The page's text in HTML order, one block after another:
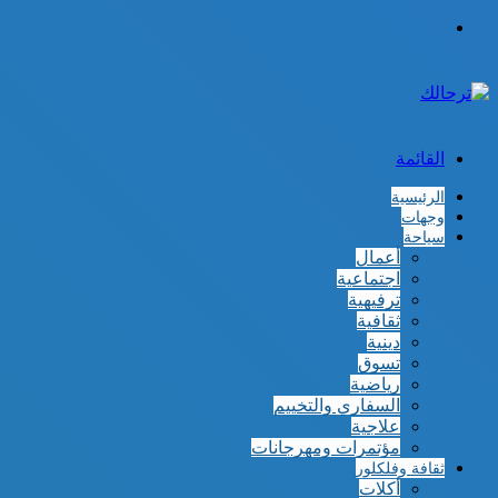
القائمة
الرئيسية
وجهات
سياحة
أعمال
اجتماعية
ترفيهية
ثقافية
دينية
تسوق
رياضية
السفاري والتخييم
علاجية
مؤتمرات ومهرجانات
ثقافة وفلكلور
أكلات